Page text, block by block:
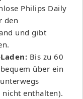
Philips Daily
den
und gibt
Bis zu 60
über ein
enthalten).